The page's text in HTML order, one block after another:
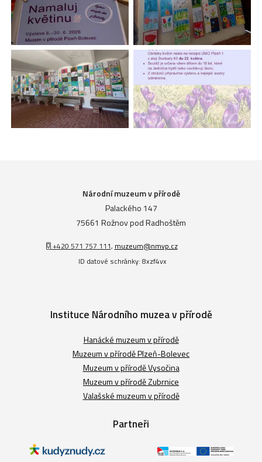
Národní muzeum v přírodě
Palackého 147
75661 Rožnov pod Radhoštěm
+420 571 757 111, muzeum@nmvp.cz
ID datové schránky: 8xzf4vx
Instituce Národního muzea v přírodě
Hanácké muzeum v přírodě
Muzeum v přírodě Plzeň-Bolevec
Muzeum v přírodě Vysočina
Muzeum v přírodě Zubrnice
Valašské muzeum v přírodě
Partneři